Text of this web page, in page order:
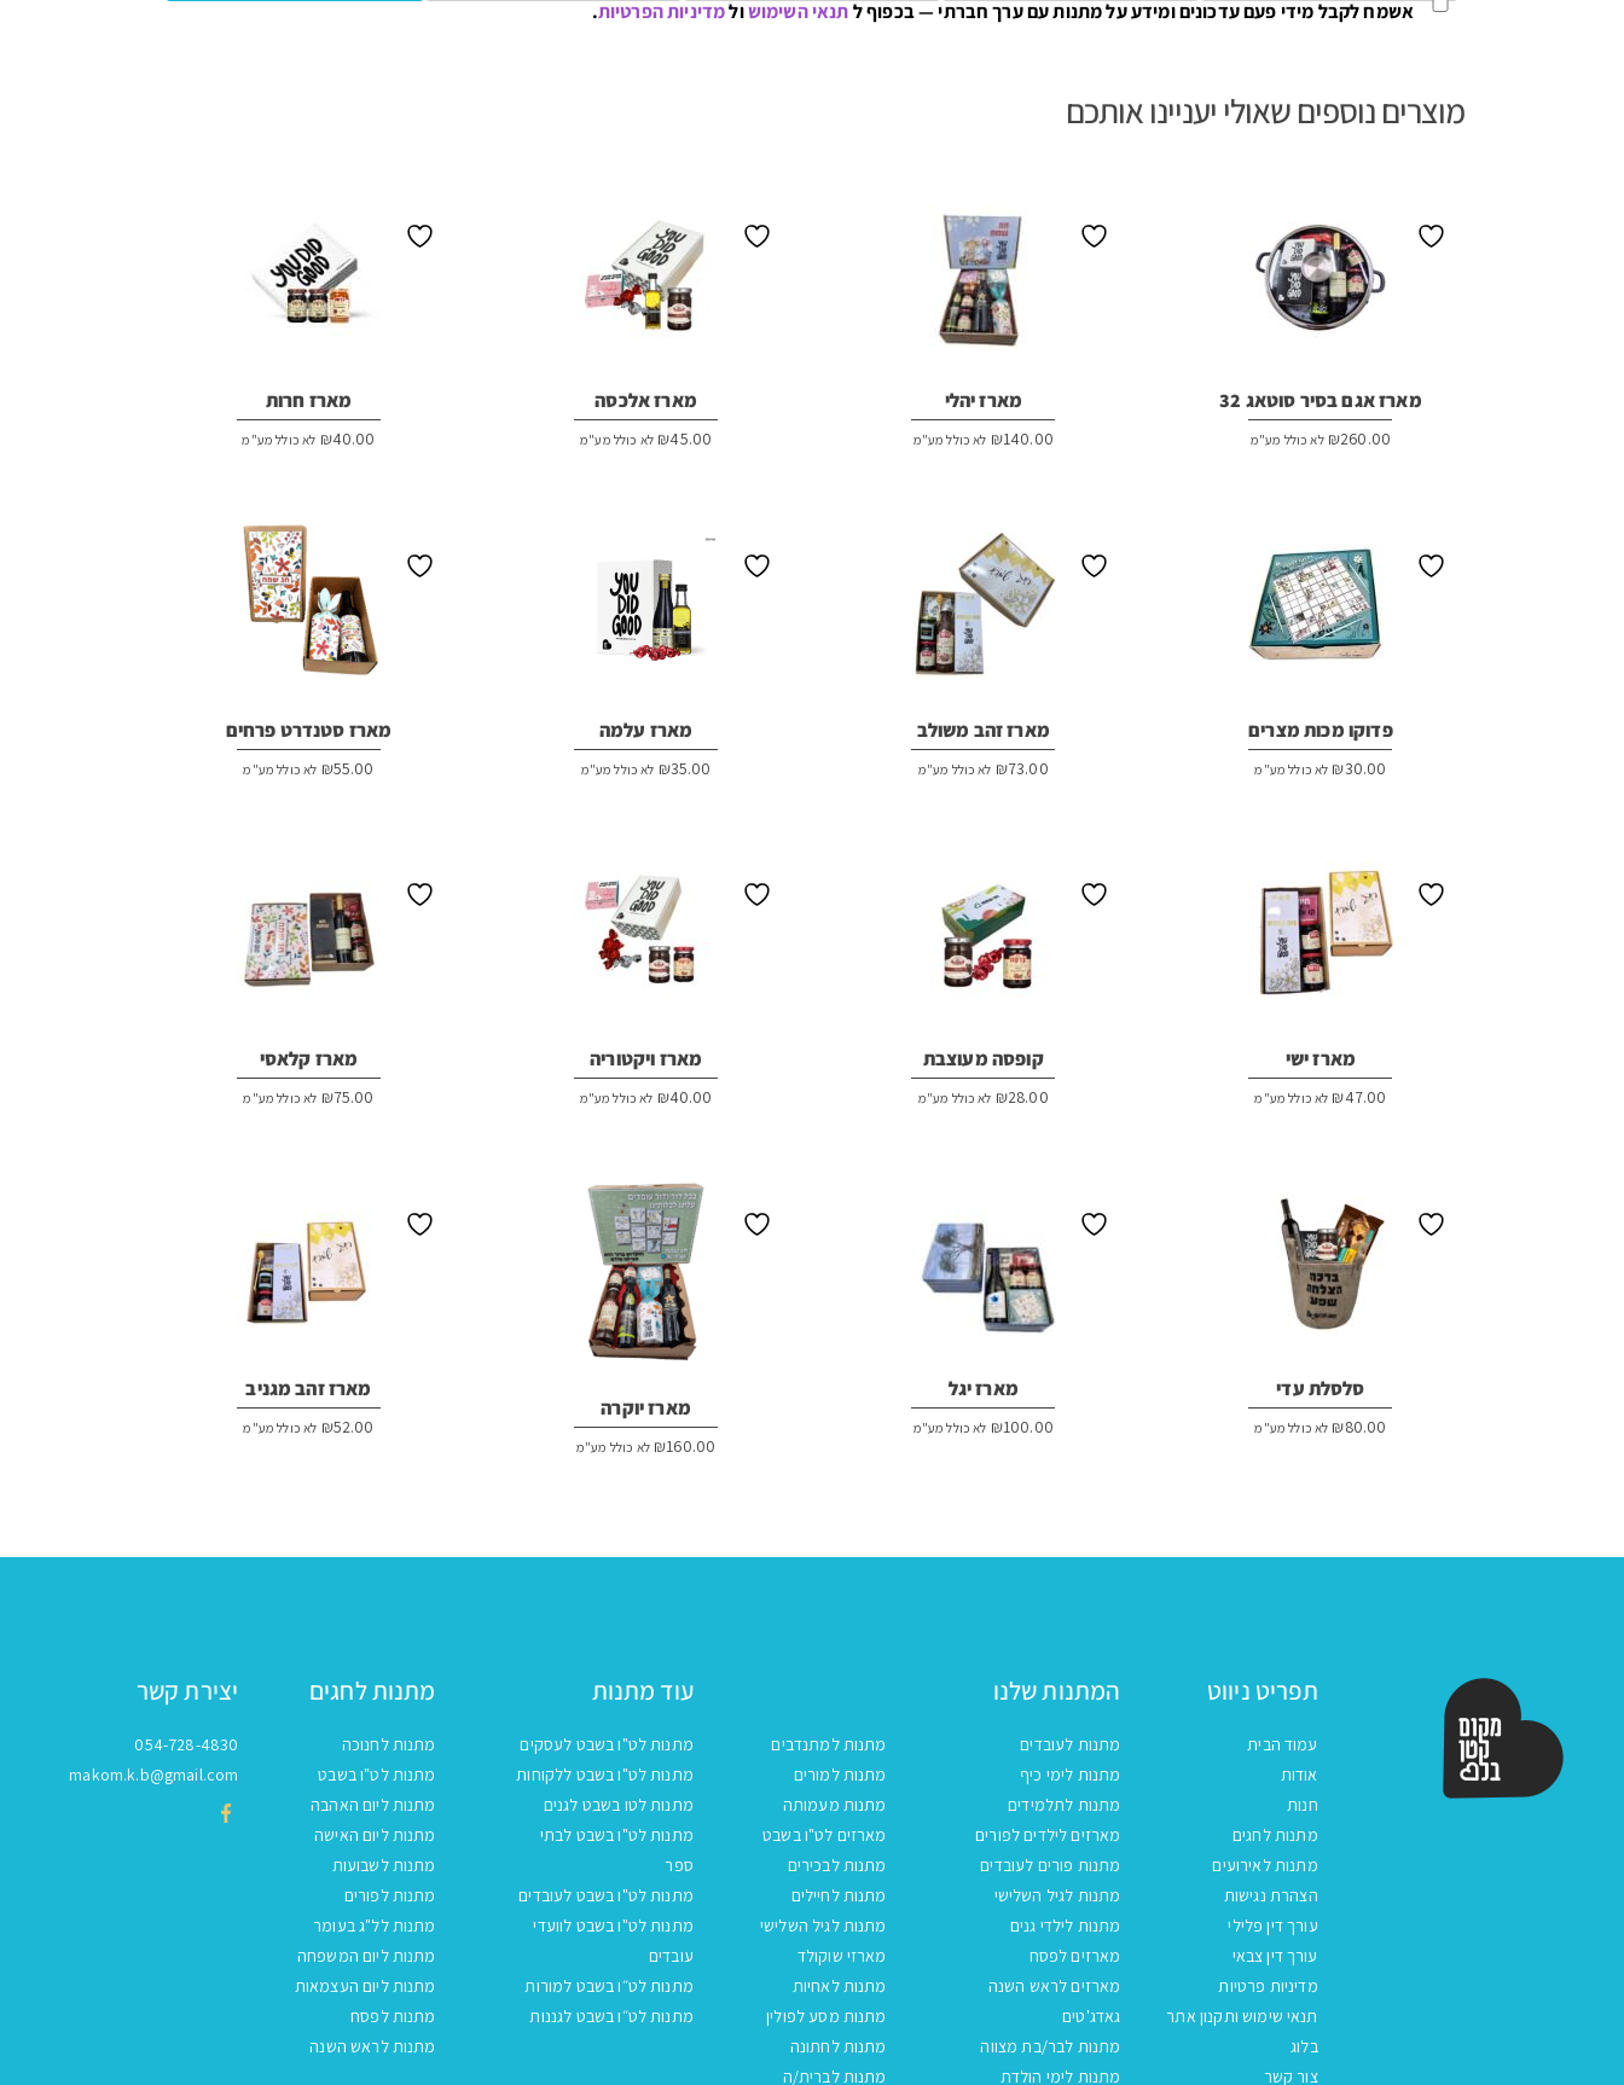
אשמח לקבל מידי פעם עדכונים ומידע על מתנות עם ערך חברתי — בכפוף לתנאי השימושולמדיניות הפרטיות.
מוצרים נוספים שאולי יעניינו אותכם
מארז אגם בסיר סוטאג 32
₪260.00 לא כולל מע"מ
מארז יהלי
₪140.00 לא כולל מע"מ
מארז אלכסה
₪45.00 לא כולל מע"מ
מארז חרות
₪40.00 לא כולל מע"מ
פדוקו מכות מצרים
₪30.00 לא כולל מע"מ
מארז זהב משולב
₪73.00 לא כולל מע"מ
מארז עלמה
₪35.00 לא כולל מע"מ
מארז סטנדרט פרחים
₪55.00 לא כולל מע"מ
מארז ישי
₪47.00 לא כולל מע"מ
קופסה מעוצבת
₪28.00 לא כולל מע"מ
מארז ויקטוריה
₪40.00 לא כולל מע"מ
מארז קלאסי
₪75.00 לא כולל מע"מ
סלסלת עדי
₪80.00 לא כולל מע"מ
מארז יגל
₪100.00 לא כולל מע"מ
מארז יוקרה
₪160.00 לא כולל מע"מ
מארז זהב מגניב
₪52.00 לא כולל מע"מ
תפריט ניווט
עמוד הבית
אודות
חנות
מתנות לחגים
מתנות לאירועים
הצהרת נגישות
עורך דין פלילי
עורך דין צבאי
מדיניות פרטיות
תנאי שימוש ותקנון אתר
בלוג
צור קשר
המתנות שלנו
מתנות לעובדים
מתנות למתנדבים
מתנות לימי כיף
מתנות למורים
מתנות לתלמידים
מתנות מעמותה
מארזים לילדים לפורים
מארזים לט"ו בשבט
מתנות פורים לעובדים
מתנות לבכירים
מתנות לגיל השלישי
מתנות לחיילים
מתנות לילדי גנים
מתנות לגיל השלישי
מארזים לפסח
מארזי שוקולד
מארזים לראש השנה
מתנות לאחיות
גאדג'טים
מתנות מסע לפולין
מתנות לבר/בת מצווה
מתנות לחתונה
מתנות לימי הולדת
מתנות לברית/ה
עוד מתנות
מתנות לט"ו בשבט לעסקים
מתנות לט"ו בשבט ללקוחות
מתנות לטו בשבט לגנים
מתנות לט"ו בשבט לבתי
ספר
מתנות לט"ו בשבט לעובדים
מתנות לט"ו בשבט לוועדי
עובדים
מתנות לט״ו בשבט למורות
מתנות לט״ו בשבט לגננות
מתנות לחגים
מתנות לחנוכה
מתנות לט"ו בשבט
מתנות ליום האהבה
מתנות ליום האישה
מתנות לשבועות
מתנות לפורים
מתנות לל"ג בעומר
מתנות ליום המשפחה
מתנות ליום העצמאות
מתנות לפסח
מתנות לראש השנה
יצירת קשר
054-728-4830
makom.k.b@gmail.com